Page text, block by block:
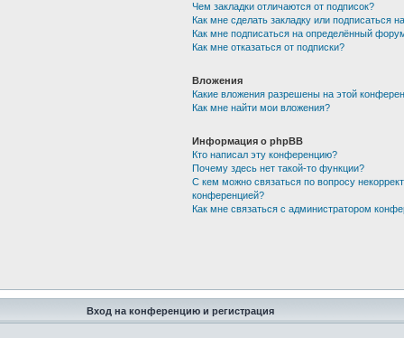
Чем закладки отличаются от подписок?
Как мне сделать закладку или подписаться
Как мне подписаться на определённый
Как мне отказаться от подписки?
Вложения
Какие вложения разрешены на этой
Как мне найти мои вложения?
Информация о phpBB
Кто написал эту конференцию?
Почему здесь нет такой-то функции?
С кем можно связаться по вопросу
конференцией?
Как мне связаться с администратором
Вход на конференцию и регистрация